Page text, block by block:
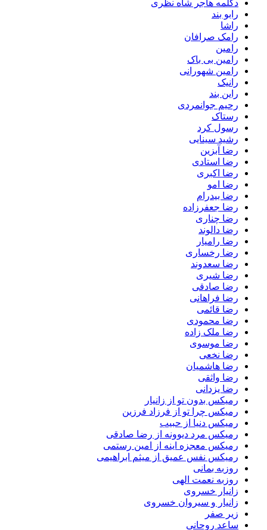
دکلمه هاجر شاه نظری
رابو بند
راشا
رامک صرافان
رامین
رامین بی باک
رامین شهورانی
رانیک
راین بند
رحیم جوانمردی
رستاک
رسول کرد
رشید سینایی
رضا آبزین
رضا استادی
رضا اکبری
رضا امو
رضا بیدرام
رضا جعفرزاده
رضا چناری
رضا دالوند
رضا رامیار
رضا رخساری
رضا سعدوند
رضا شیری
رضا صادقی
رضا فراهانی
رضا قائمی
رضا محمودی
رضا ملک زاده
رضا موسوی
رضا نخعی
رضا هاشمیان
رضا واثقی
رضا یزدانی
رمیکس بدون تو از زانیار
رمیکس چرا تو از فرزاد فرزین
رمیکس دنیا از حبیب
رمیکس مرد دیوونه از رضا صادقی
رمیکس معجزه اینه از امین رستمی
رمیکس نفس عمیق از میثم ابراهیمی
روزبه بمانی
روزبه نعمت الهی
زانیار خسروی
زانیار و سیروان خسروی
زیر صفر
ساعد روحانی